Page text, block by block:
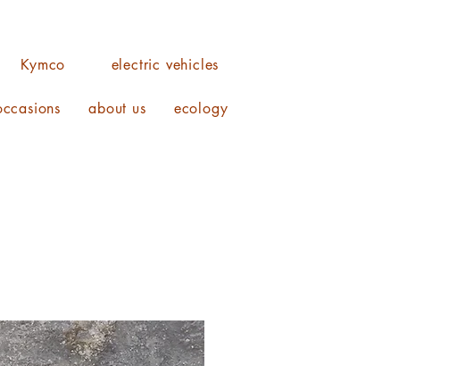
Kymco electric vehicles
about us ecology